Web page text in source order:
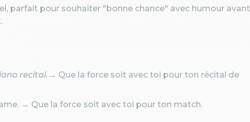
parfait pour souhaiter "bonne chance" avec humour avant
recital. → Que la force soit avec toi pour ton récital de
→ Que la force soit avec toi pour ton match.